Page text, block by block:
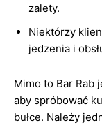
zalety.
Niektórzy
jedzenia i
Mimo to Bar Rab
aby spróbować
bułce. Należy